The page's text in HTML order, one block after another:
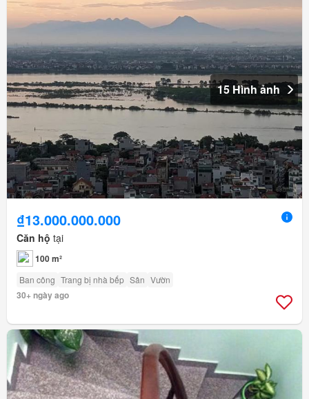
15 Hình ảnh
₫13.000.000.000
Căn hộ tại
100 m²
Ban công Trang bị nhà bếp Sân Vườn
30+ ngày ago